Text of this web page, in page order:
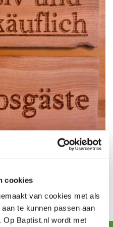
cookies
van cookies met als
te kunnen passen aan
Op Baptist.nl wordt met
daarmee deze